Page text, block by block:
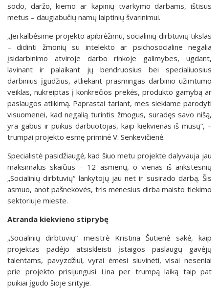
sodo, daržo, kiemo ar kapinių tvarkymo darbams, ištisus
metus – daugiabučių namų laiptinių švarinimui.
„Jei kalbėsime projekto apibrėžimu, socialinių dirbtuvių tikslas
– didinti žmonių su intelekto ar psichosocialine negalia
įsidarbinimo atviroje darbo rinkoje galimybes, ugdant,
lavinant ir palaikant jų bendruosius bei specialiuosius
darbinius įgūdžius, atliekant prasmingas darbinio užimtumo
veiklas, nukreiptas į konkrečios prekės, produkto gamybą ar
paslaugos atlikimą. Paprastai tariant, mes siekiame parodyti
visuomenei, kad negalią turintis žmogus, suradęs savo nišą,
yra gabus ir puikus darbuotojas, kaip kiekvienas iš mūsų“, –
trumpai projekto esmę priminė V. Senkevičienė.
Specialistė pasidžiaugė, kad šiuo metu projekte dalyvauja jau
maksimalus skaičius – 12 asmenų, o vienas iš ankstesnių
„Socialinių dirbtuvių“ lankytojų jau net ir susirado darbą. Šis
asmuo, anot pašnekovės, tris mėnesius dirba maisto tiekimo
sektoriuje mieste.
Atranda kiekvieno stiprybę
„Socialinių dirbtuvių“ meistrė Kristina Šutienė sakė, kaip
projektas padėjo atsiskleisti įstaigos paslaugų gavėjų
talentams, pavyzdžiui, vyrai ėmėsi siuvinėti, visai neseniai
prie projekto prisijungusi Lina per trumpą laiką taip pat
puikiai įgudo šioje srityje.